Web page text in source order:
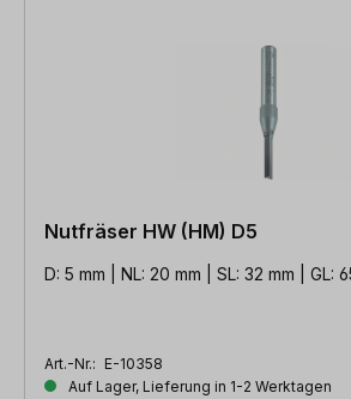
Nutfräser HW (HM) D5
D: 5 mm | NL: 20 mm | SL: 32 mm | GL:
Art.-Nr.: E-10358
Auf Lager, Lieferung in 1-2 Werktagen